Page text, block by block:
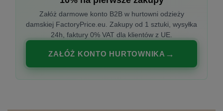
Załóż darmowe konto B2B w hurtowni odzieży
damskiej FactoryPrice.eu. Zakupy od 1 sztuki, wysyłka
24h, faktury 0% VAT dla klientów z UE.
ZAŁÓŻ KONTO HURTOWNIKA